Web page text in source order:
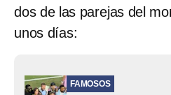
dos de las parejas del
unos días:
FAMOSOS